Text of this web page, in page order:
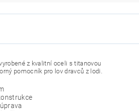
z kvalitní oceli s titanovou
pomocník pro lov dravců z lodi.